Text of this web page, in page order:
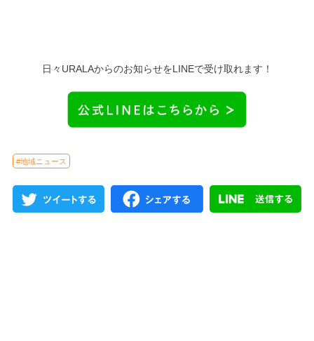
日々URALAからのお知らせをLINEで受け取れます！
#地域ニュース